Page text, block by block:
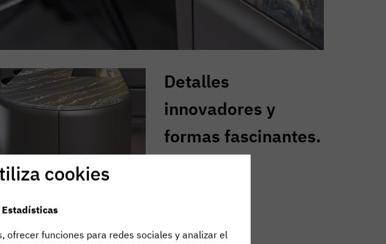
Detalles
innovadores y
formas fascinantes.
cookies
Estadísticas
ofrecer funciones para redes sociales y analizar el